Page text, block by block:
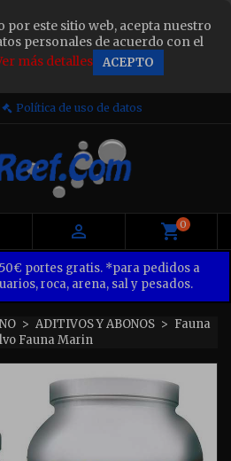
este sitio web, acepta nuestro
personales de acuerdo con el
más detalles ACEPTO
Política de uso de datos
 0
portes gratis. *para pedidos a
roca, arena, sal y pesados.
ADITIVOS Y ABONOS
Fauna
Fauna Marin
×
in to save products in your